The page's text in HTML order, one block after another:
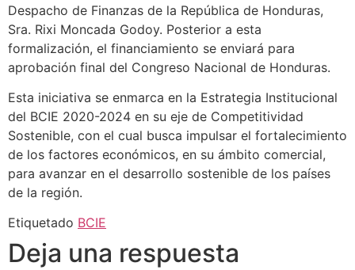
Despacho de Finanzas de la República de Honduras,
Sra. Rixi Moncada Godoy. Posterior a esta
formalización, el financiamiento se enviará para
aprobación final del Congreso Nacional de Honduras.
Esta iniciativa se enmarca en la Estrategia Institucional
del BCIE 2020-2024 en su eje de Competitividad
Sostenible, con el cual busca impulsar el fortalecimiento
de los factores económicos, en su ámbito comercial,
para avanzar en el desarrollo sostenible de los países
de la región.
Etiquetado BCIE
Deja una respuesta